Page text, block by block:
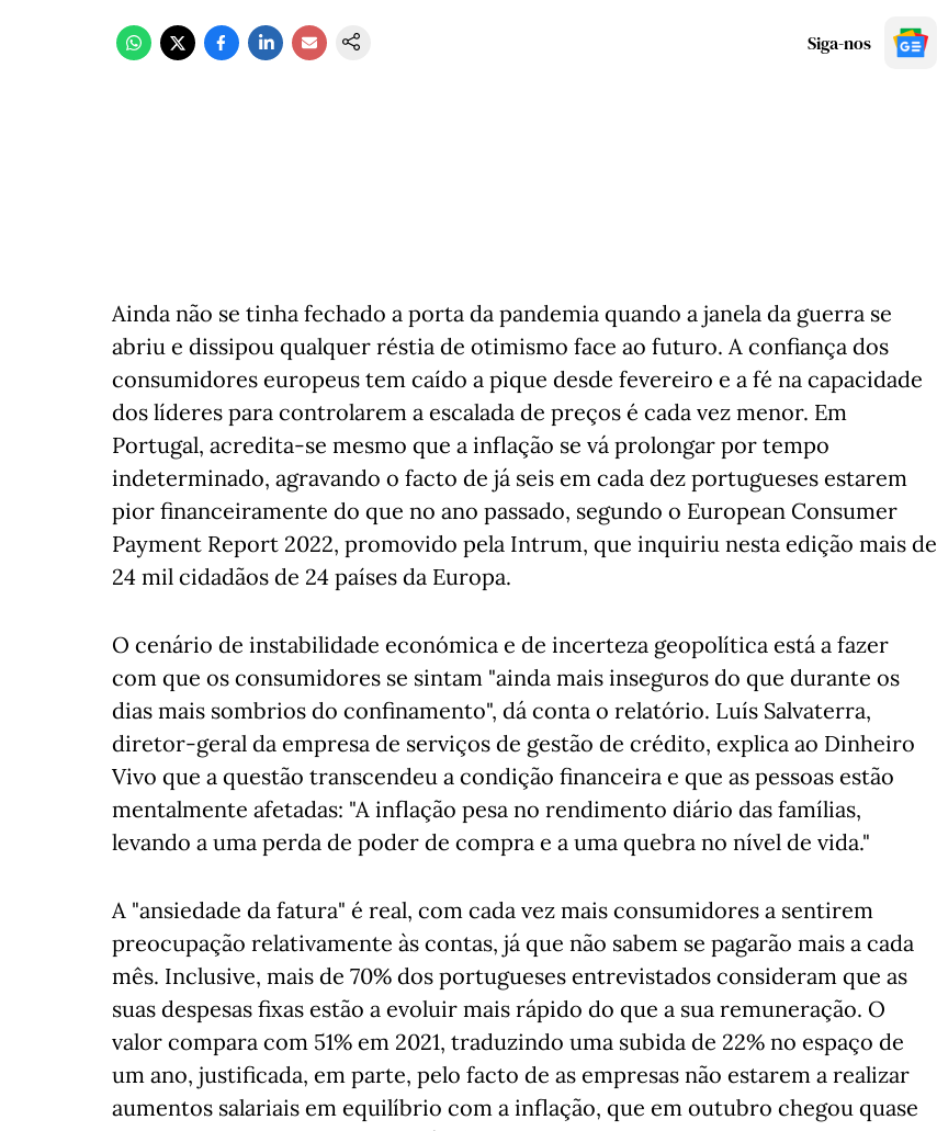
Siga-nos
Ainda não se tinha fechado a porta da pandemia quando a janela da guerra se
abriu e dissipou qualquer réstia de otimismo face ao futuro. A confiança dos
consumidores europeus tem caído a pique desde fevereiro e a fé na capacidade
dos líderes para controlarem a escalada de preços é cada vez menor. Em
Portugal, acredita-se mesmo que a inflação se vá prolongar por tempo
indeterminado, agravando o facto de já seis em cada dez portugueses estarem
pior financeiramente do que no ano passado, segundo o European Consumer
Payment Report 2022, promovido pela Intrum, que inquiriu nesta edição mais de
24 mil cidadãos de 24 países da Europa.
O cenário de instabilidade económica e de incerteza geopolítica está a fazer
com que os consumidores se sintam "ainda mais inseguros do que durante os
dias mais sombrios do confinamento", dá conta o relatório. Luís Salvaterra,
diretor-geral da empresa de serviços de gestão de crédito, explica ao Dinheiro
Vivo que a questão transcendeu a condição financeira e que as pessoas estão
mentalmente afetadas: "A inflação pesa no rendimento diário das famílias,
levando a uma perda de poder de compra e a uma quebra no nível de vida."
A "ansiedade da fatura" é real, com cada vez mais consumidores a sentirem
preocupação relativamente às contas, já que não sabem se pagarão mais a cada
mês. Inclusive, mais de 70% dos portugueses entrevistados consideram que as
suas despesas fixas estão a evoluir mais rápido do que a sua remuneração. O
valor compara com 51% em 2021, traduzindo uma subida de 22% no espaço de
um ano, justificada, em parte, pelo facto de as empresas não estarem a realizar
aumentos salariais em equilíbrio com a inflação, que em outubro chegou quase